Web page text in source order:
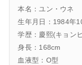
本名：ユン・ウネ
生年月日：1984年
学歴：慶熙(キョン
身長：168cm
血液型：O型